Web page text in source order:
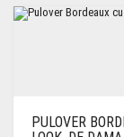
PULOVER